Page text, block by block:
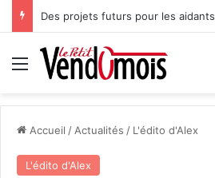
Des projets futurs pour les aidants
Menu
Accueil / Actualités / L'édito d'Alex
L'édito d'Alex